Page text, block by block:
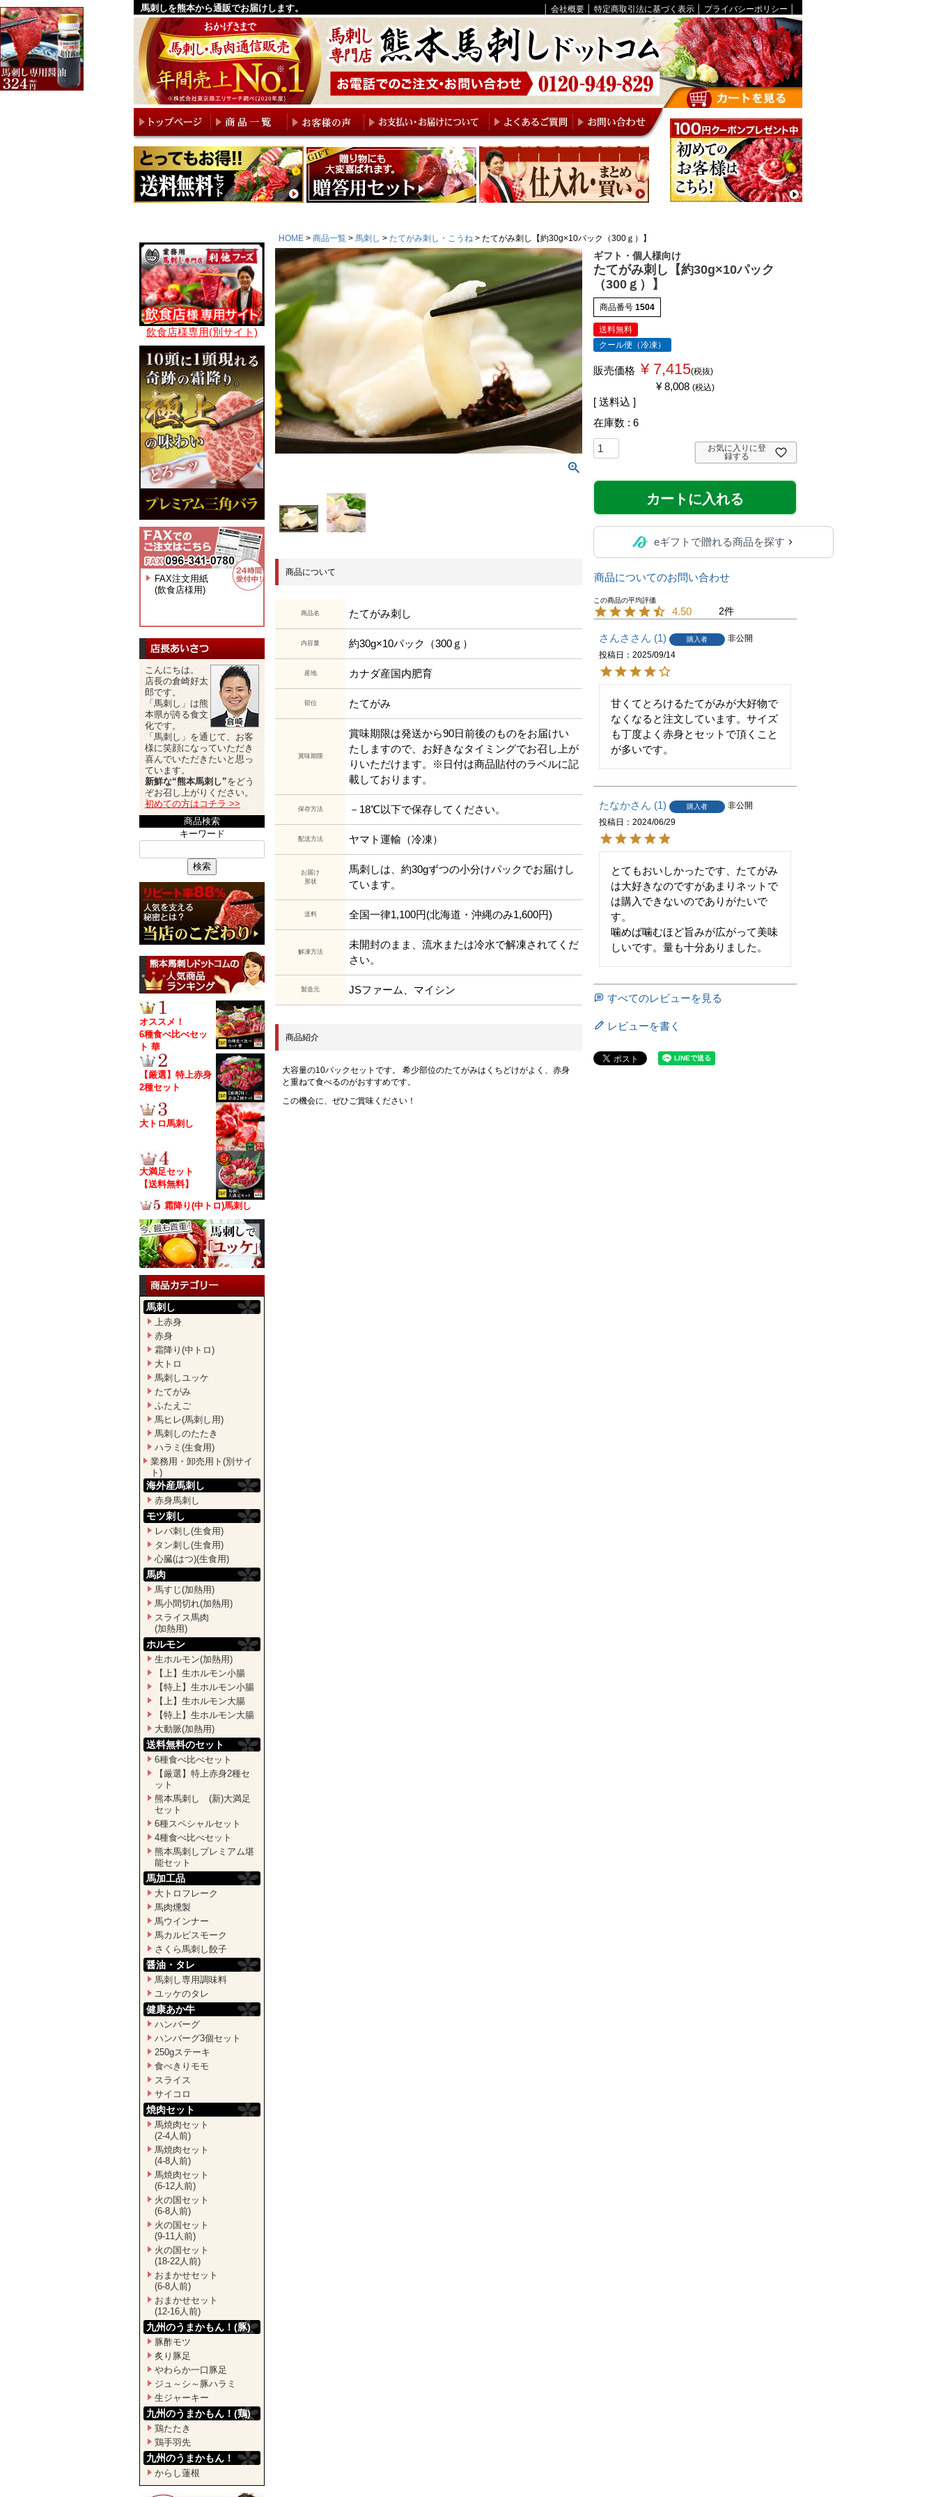
馬刺しを熊本から通販でお届けします。 会社概要 特定商取引法に基づく表示 プライバシーポリシー
飲食店様専用(別サイト)
FAX注文用紙
(飲食店様用)
こんにちは。
店長の倉崎好太
郎です。
「馬刺し」は熊
本県が誇る食文
化です。
「馬刺し」を通じて、お客
様に笑顔になっていただき
喜んでいただきたいと思っ
ています。
新鮮な“熊本馬刺し”をどう
ぞお召し上がりください。
初めての方はコチラ >>
商品検索
キーワード
検索
オススメ！
6種食べ比べセッ
ト 華
【厳選】特上赤身
2種セット
大トロ馬刺し
大満足セット
【送料無料】
霜降り(中トロ)馬刺し
馬刺し
上赤身
赤身
霜降り(中トロ)
大トロ
馬刺しユッケ
たてがみ
ふたえご
馬ヒレ(馬刺し用)
馬刺しのたたき
ハラミ(生食用)
業務用・卸売用ト(別サイ
ト)
海外産馬刺し
赤身馬刺し
モツ刺し
レバ刺し(生食用)
タン刺し(生食用)
心臓(はつ)(生食用)
馬肉
馬すじ(加熱用)
馬小間切れ(加熱用)
スライス馬肉
(加熱用)
ホルモン
生ホルモン(加熱用)
【上】生ホルモン小腸
【特上】生ホルモン小腸
【上】生ホルモン大腸
【特上】生ホルモン大腸
大動脈(加熱用)
送料無料のセット
6種食べ比べセット
【厳選】特上赤身2種セ
ット
熊本馬刺し (新)大満足
セット
6種スペシャルセット
4種食べ比べセット
熊本馬刺しプレミアム堪
能セット
馬加工品
大トロフレーク
馬肉燻製
馬ウインナー
馬カルピスモーク
さくら馬刺し餃子
醤油・タレ
馬刺し専用調味料
ユッケのタレ
健康あか牛
ハンバーグ
ハンバーグ3個セット
250gステーキ
食べきりモモ
スライス
サイコロ
焼肉セット
馬焼肉セット
(2-4人前)
馬焼肉セット
(4-8人前)
馬焼肉セット
(6-12人前)
火の国セット
(6-8人前)
火の国セット
(9-11人前)
火の国セット
(18-22人前)
おまかせセット
(6-8人前)
おまかせセット
(12-16人前)
九州のうまかもん！(豚)
豚酢モツ
炙り豚足
やわらか一口豚足
ジュ～シ～豚ハラミ
生ジャーキー
九州のうまかもん！(鶏)
鶏たたき
鶏手羽先
九州のうまかもん！
からし蓮根
HOME 商品一覧 馬刺し たてがみ刺し・こうね たてがみ刺し【約30g×10パック（300ｇ）】
商品について
商品名 たてがみ刺し
内容量 約30g×10パック（300ｇ）
産地 カナダ産国内肥育
部位 たてがみ
賞味期限
賞味期限は発送から90日前後のものをお届けい
たしますので、お好きなタイミングでお召し上が
りいただけます。※日付は商品貼付のラベルに記
載しております。
保存方法 －18℃以下で保存してください。
配送方法 ヤマト運輸（冷凍）
お届け
形状
馬刺しは、約30gずつの小分けパックでお届けし
ています。
送料 全国一律1,100円(北海道・沖縄のみ1,600円)
解凍方法
未開封のまま、流水または冷水で解凍されてくだ
さい。
製造元 JSファーム、マイシン
商品紹介
大容量の10パックセットです。 希少部位のたてがみはくちどけがよく、赤身
と重ねて食べるのがおすすめです。
この機会に、ぜひご賞味ください！
ギフト・個人様向け
たてがみ刺し【約30g×10パック
（300ｇ）】
商品番号 1504
送料無料
クール便（冷凍）
販売価格 ¥ 7,415 税抜
¥ 8,008 税込
送料込
在庫数
6
お気に入りに登
録する
カートに入れる
eギフトで贈れる商品を探す
商品についてのお問い合わせ
4.50 2
さんさ 1 購入者
非公開
投稿日
2025/09/14
甘くてとろけるたてがみが大好物で
なくなると注文しています。サイズ
も丁度よく赤身とセットで頂くこと
が多いです。
たなか 1 購入者
非公開
投稿日
2024/06/29
とてもおいしかったです、たてがみ
は大好きなのですがあまりネットで
は購入できないのでありがたいで
す。
噛めば噛むほど旨みが広がって美味
しいです。量も十分ありました。
すべてのレビューを見る
レビューを書く